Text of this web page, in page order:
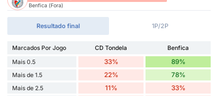
Benfica (Fora)
Resultado final 1P/2P
Marcados Por Jogo CD Tondela
Benfica
Mais 0.5
33% 89%
Mais de 1.5 22% 78%
Mais de 2.5 11% 33%